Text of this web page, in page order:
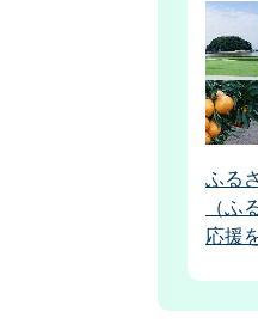
ふる
（ふ
応援